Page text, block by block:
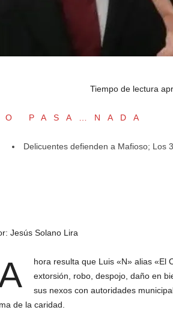
Tiempo de lectura
PASA…NADA
Delicuentes defienden a Mafioso; Los
Jesús Solano Lira
hora resulta que Luis «N» alias «El
extorsión, robo, despojo, daño en
sus nexos con autoridades
de la caridad.